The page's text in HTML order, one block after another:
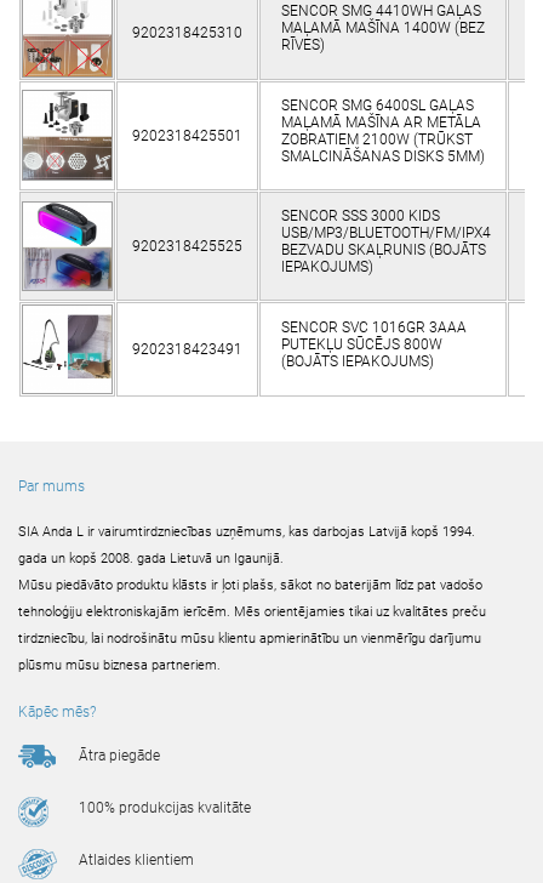
9202318425310
SENCOR SMG 4410WH GAĻAS
MAĻAMĀ MAŠĪNA 1400W (BEZ
RĪVES)
9202318425501
SENCOR SMG 6400SL GAĻAS
MAĻAMĀ MAŠĪNA AR METĀLA
ZOBRATIEM 2100W (TRŪKST
SMALCINĀŠANAS DISKS 5MM)
9202318425525
SENCOR SSS 3000 KIDS
USB/MP3/BLUETOOTH/FM/IPX4
BEZVADU SKAĻRUNIS (BOJĀTS
IEPAKOJUMS)
9202318423491
SENCOR SVC 1016GR 3AAA
PUTEKĻU SŪCĒJS 800W
(BOJĀTS IEPAKOJUMS)
Par mums
SIA Anda L ir vairumtirdzniecības uzņēmums, kas darbojas Latvijā kopš 1994.
gada un kopš 2008. gada Lietuvā un Igaunijā.
Mūsu piedāvāto produktu klāsts ir ļoti plašs, sākot no baterijām līdz pat vadošo
tehnoloģiju elektroniskajām ierīcēm. Mēs orientējamies tikai uz kvalitātes preču
tirdzniecību, lai nodrošinātu mūsu klientu apmierinātību un vienmērīgu darījumu
plūsmu mūsu biznesa partneriem.
Kāpēc mēs?
Ātra piegāde
100% produkcijas kvalitāte
Atlaides klientiem